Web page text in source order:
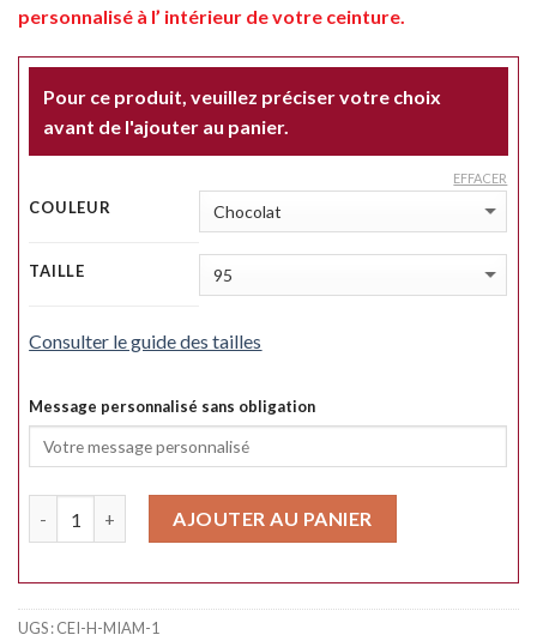
personnalisé à l’ intérieur de votre ceinture.
Pour ce produit, veuillez préciser votre choix
avant de l'ajouter au panier.
COULEUR
TAILLE
EFFACER
Consulter le guide des tailles
Message personnalisé sans obligation
AJOUTER AU PANIER
UGS :CEI-H-MIAM-1